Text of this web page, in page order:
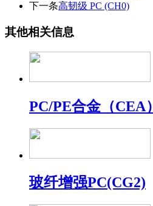
下一条高韧级 PC (CH0)
其他相关信息
PC/PE合金（CEA）
玻纤增强PC(CG2)